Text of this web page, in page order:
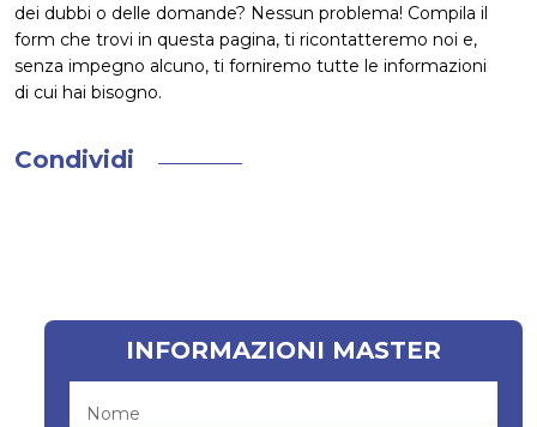
dei dubbi o delle domande? Nessun problema! Compila il
form che trovi in questa pagina, ti ricontatteremo noi e,
senza impegno alcuno, ti forniremo tutte le informazioni
di cui hai bisogno.
Condividi
INFORMAZIONI MASTER
Nome